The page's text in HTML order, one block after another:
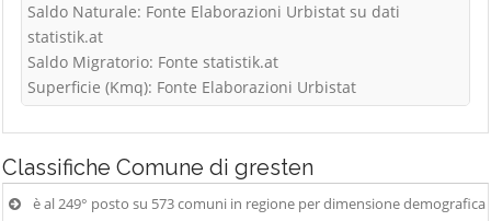
Saldo Naturale: Fonte Elaborazioni Urbistat su dati
statistik.at
Saldo Migratorio: Fonte statistik.at
Superficie (Kmq): Fonte Elaborazioni Urbistat
Classifiche Comune di gresten
è al 249° posto su 573 comuni in regione per dimensione demografica